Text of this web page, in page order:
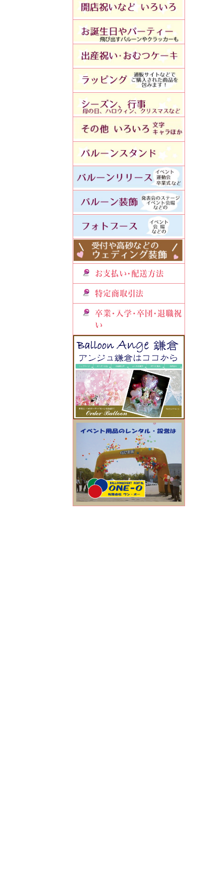
お支払い・配送方法
特定商取引法
卒業・入学・卒団・退職祝
い